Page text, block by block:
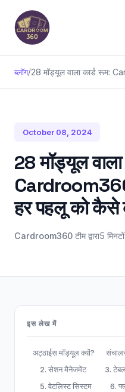
ब्लॉग/
October 08, 2024
28 मॉड्यूल
हर पहलू को कैसे
Cardroom360 टीम द्वारा5
इस लेख में
अट्ठाईस मॉड्यूल क्यों?
2. सेशन मैनेजमेंट
3.
5. वेटलिस्ट सिस्टम
6.